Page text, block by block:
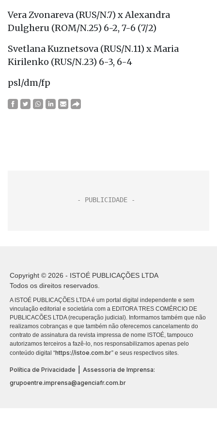
Vera Zvonareva (RUS/N.7) x Alexandra
Dulgheru (ROM/N.25) 6-2, 7-6 (7/2)
Svetlana Kuznetsova (RUS/N.11) x Maria
Kirilenko (RUS/N.23) 6-3, 6-4
psl/dm/fp
Copyright © 2026 - ISTOÉ PUBLICAÇÕES LTDA
Todos os direitos reservados.
A ISTOÉ PUBLICAÇÕES LTDA é um portal digital independente e sem
vinculação editorial e societária com a EDITORA TRES COMÉRCIO DE
PUBLICACÕES LTDA (recuperação judicial). Informamos também que não
realizamos cobranças e que também não oferecemos cancelamento do
contrato de assinatura da revista impressa de nome ISTOÉ, tampouco
autorizamos terceiros a fazê-lo, nos responsabilizamos apenas pelo
conteúdo digital “https://istoe.com.br” e seus respectivos sites.
Política de Privacidade
Assessoria de Imprensa:
grupoentre.imprensa@agenciafr.com.br